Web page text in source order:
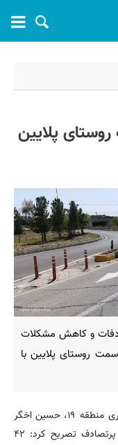
روستای پلایین
۱۹ از کنترل تصادفات و کاهش مشکلات
روستای پلایین با
به نقل از روابط عمومی شهرداری منطقه ۱۹، حسین اخگر
پور با اشاره به اهمیت ایمن سازی محورهای پرتصادف تصریح کرد: ۴۲